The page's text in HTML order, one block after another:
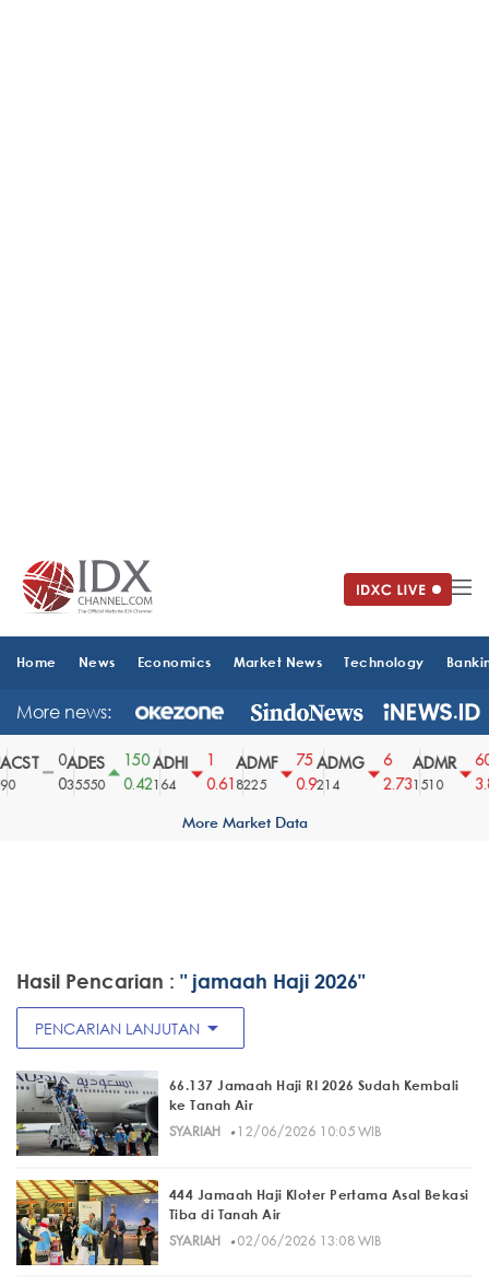
Home News Economics Market News Technology
More news:
ADES
35550
150
0.42
ADHI
164
0.61
ADMF
8225
75
0.9
ADMG
214
2.73
ADMR
1510
60
More Market Data
Hasil Pencarian : " jamaah Haji 2026"
PENCARIAN LANJUTAN arrow_drop_down
66.137 Jamaah Haji RI 2026 Sudah Kembali
ke Tanah Air
SYARIAH
· 12/06/2026 10:05 WIB
444 Jamaah Haji Kloter Pertama Asal Bekasi
Tiba di Tanah Air
SYARIAH
· 02/06/2026 13:08 WIB